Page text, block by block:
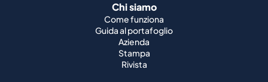
Chi siamo
Come funziona
Guida al portafoglio
Azienda
Stampa
Rivista